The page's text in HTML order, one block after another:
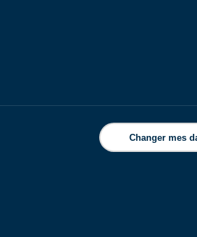
Changer mes